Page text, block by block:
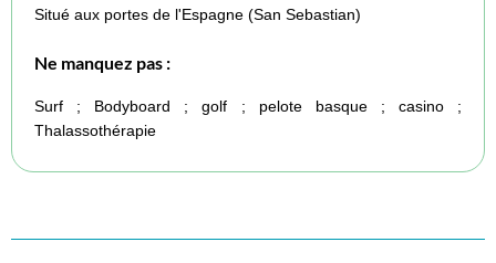
Situé aux portes de l'Espagne (San Sebastian)
Ne manquez pas :
Surf ; Bodyboard ; golf ; pelote basque ; casino ;
Thalassothérapie